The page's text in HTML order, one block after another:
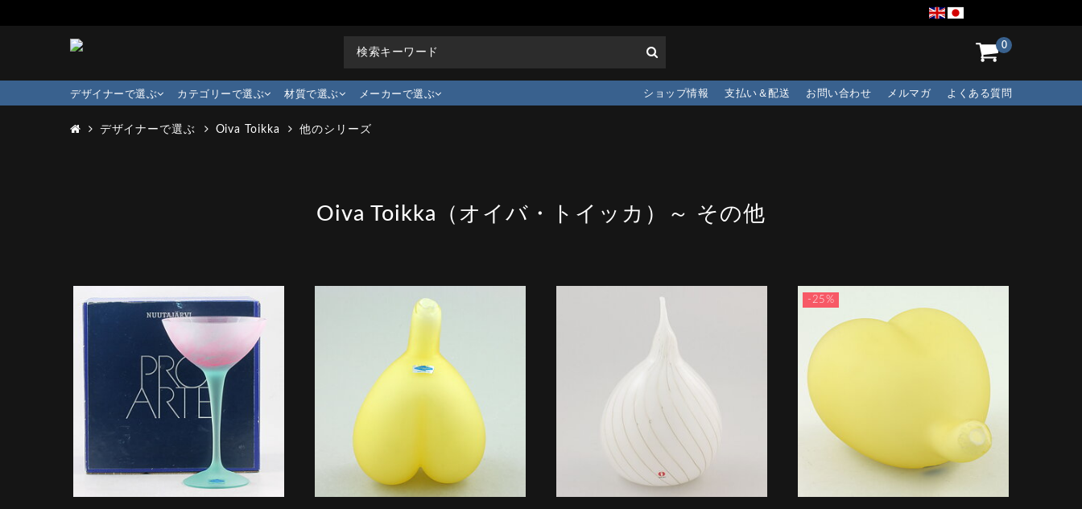
0
デザイナーで選ぶ カテゴリーで選ぶ 材質で選ぶ メーカーで選ぶ よくある質問
メルマガ
お問い合わせ
支払い＆配送
ショップ情報
デザイナーで選ぶ Oiva Toikka 他のシリーズ
Oiva Toikka（オイバ・トイッカ）～ その他
-25%